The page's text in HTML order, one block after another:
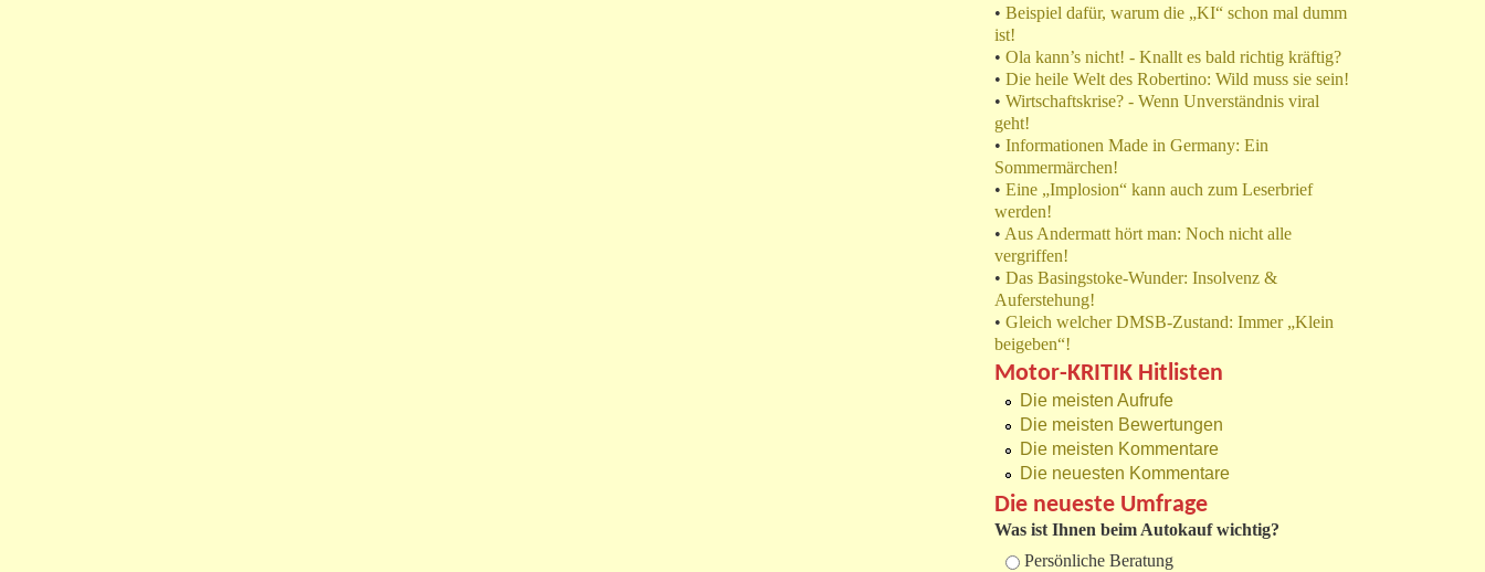
• Beispiel dafür, warum die „KI“ schon mal dumm
ist!
• Ola kann’s nicht! - Knallt es bald richtig kräftig?
• Die heile Welt des Robertino: Wild muss sie sein!
• Wirtschaftskrise? - Wenn Unverständnis viral
geht!
• Informationen Made in Germany: Ein
Sommermärchen!
• Eine „Implosion“ kann auch zum Leserbrief
werden!
• Aus Andermatt hört man: Noch nicht alle
vergriffen!
• Das Basingstoke-Wunder: Insolvenz &
Auferstehung!
• Gleich welcher DMSB-Zustand: Immer „Klein
beigeben“!
Motor-KRITIK Hitlisten
Die meisten Aufrufe
Die meisten Bewertungen
Die meisten Kommentare
Die neuesten Kommentare
Die neueste Umfrage
Was ist Ihnen beim Autokauf wichtig?
Auswahlmöglichkeiten
Persönliche Beratung